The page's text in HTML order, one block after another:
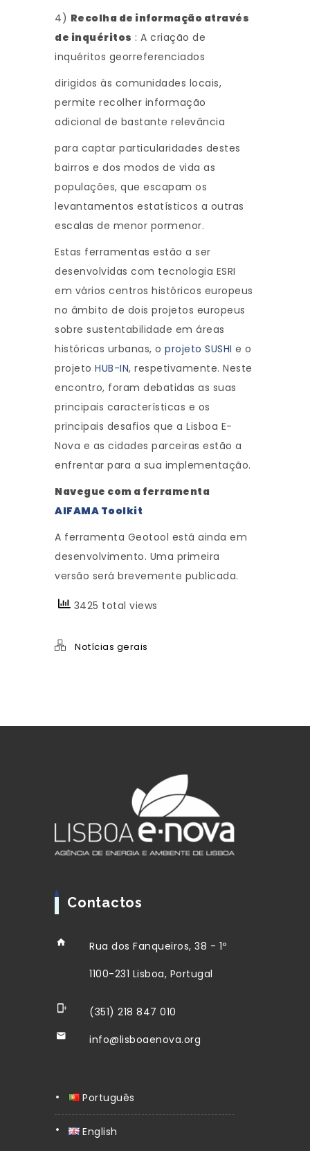
4) Recolha de informação através
de inquéritos : A criação de
inquéritos georreferenciados
dirigidos às comunidades locais,
permite recolher informação
adicional de bastante relevância
para captar particularidades destes
bairros e dos modos de vida as
populações, que escapam os
levantamentos estatísticos a outras
escalas de menor pormenor.
Estas ferramentas estão a ser
desenvolvidas com tecnologia ESRI
em vários centros históricos europeus
no âmbito de dois projetos europeus
sobre sustentabilidade em áreas
históricas urbanas, o projeto SUSHI e o
projeto HUB-IN, respetivamente. Neste
encontro, foram debatidas as suas
principais características e os
principais desafios que a Lisboa E-
Nova e as cidades parceiras estão a
enfrentar para a sua implementação.
Navegue com a ferramenta
AlFAMA Toolkit
A ferramenta Geotool está ainda em
desenvolvimento. Uma primeira
versão será brevemente publicada.
3425 total views
Notícias gerais
Contactos
Rua dos Fanqueiros, 38 - 1º
1100-231 Lisboa, Portugal
(351) 218 847 010
info@lisboaenova.org
Português
English